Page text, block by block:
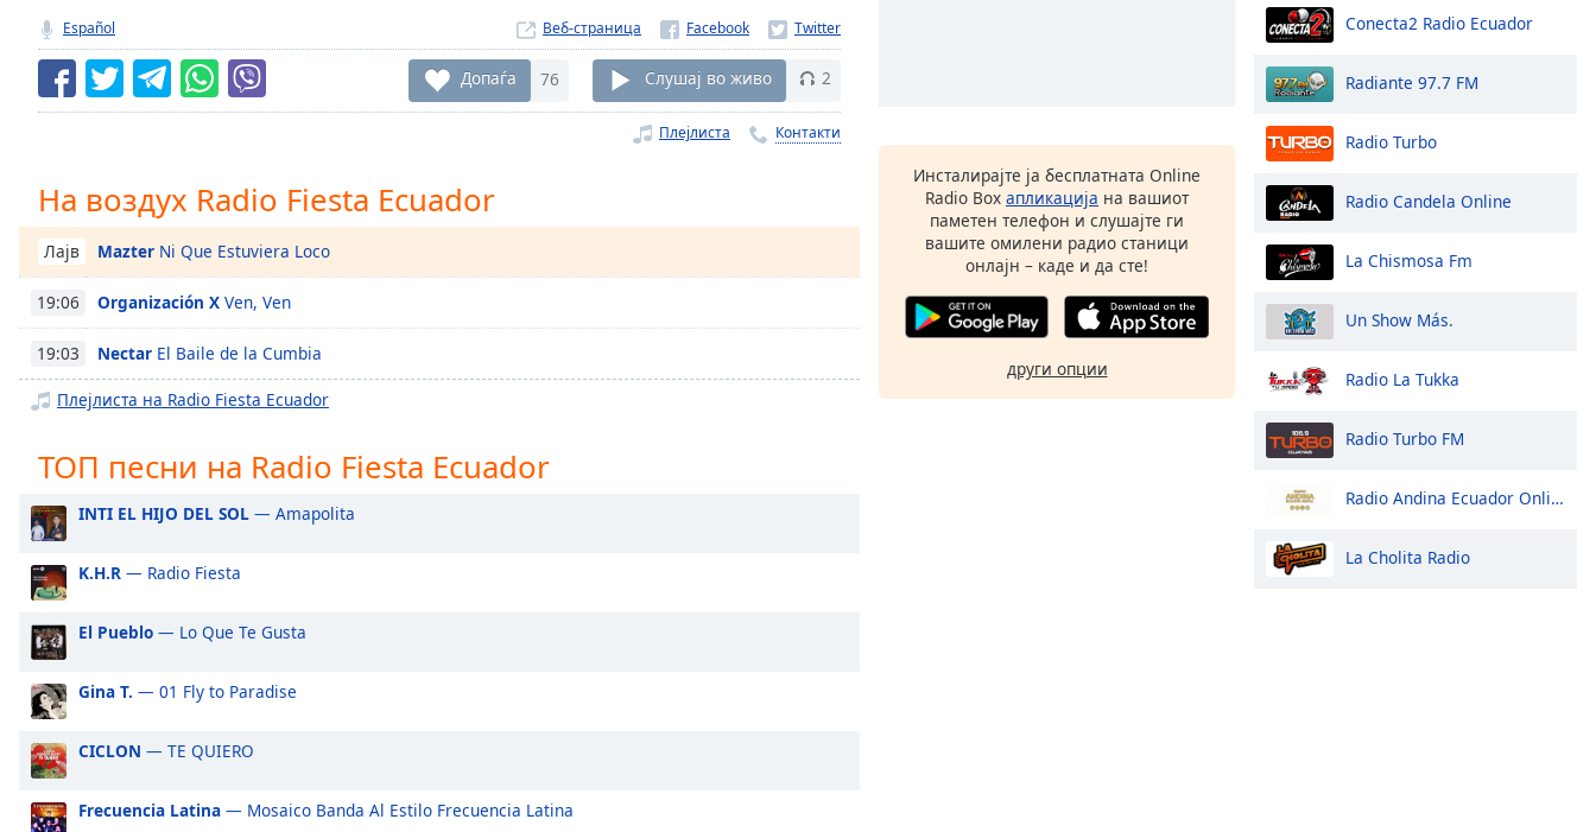
live,
currently
behind
LIVE
Remaining
Playback
Rate
Chapters
Chapters
Descriptions
off,
Subtitles
subtitles
opens
subtitles
settings
dialog
subtitles
off
Español Веб-страница
Допаѓа 76 Слушај во живо 2
Плејлиста Контакти
На воздух Radio Fiesta Ecuador
Лајв Mazter Ni Que Estuviera Loco
19:06 Organización X Ven, Ven
19:03 Nectar El Baile de la Cumbia
Плејлиста на Radio Fiesta Ecuador
ТОП песни на Radio Fiesta Ecuador
INTI EL HIJO DEL SOL — Amapolita
K.H.R — Radio Fiesta
El Pueblo — Lo Que Te Gusta
Gina T. — 01 Fly to Paradise
CICLON — TE QUIERO
Frecuencia Latina — Mosaico Banda Al Estilo Frecuencia Latina
Инсталирајте ја бесплатната Online
Radio Box апликација на вашиот
паметен телефон и слушајте ги
вашите омилени радио станици
онлајн – каде и да сте!
други опции
Conecta2 Radio Ecuador
Radiante 97.7 FM
Radio Turbo
Radio Candela Online
La Chismosa Fm
Un Show Más.
Radio La Tukka
Radio Turbo FM
Radio Andina Ecuador Online Digital
La Cholita Radio